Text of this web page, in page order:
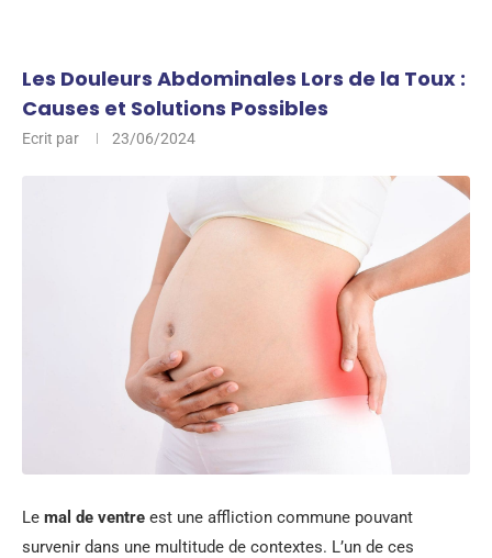
Les Douleurs Abdominales Lors de la Toux :
Causes et Solutions Possibles
Ecrit par 23/06/2024
Le mal de ventre est une affliction commune pouvant
survenir dans une multitude de contextes. L’un de ces